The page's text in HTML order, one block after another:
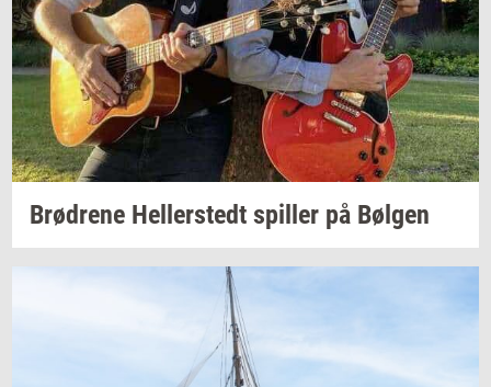
Brød­re­ne Hel­ler­stedt spil­ler på Bøl­gen